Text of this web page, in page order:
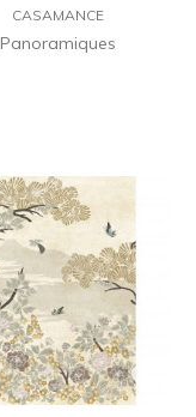
CASAMANCE
Panoramiques